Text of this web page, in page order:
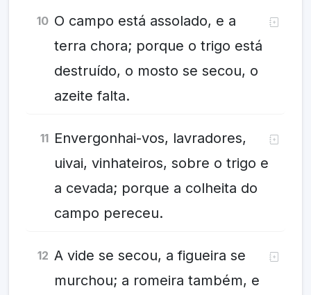
10 O campo está assolado, e a
terra chora; porque o trigo está
destruído, o mosto se secou, o
azeite falta.
11 Envergonhai-vos, lavradores,
uivai, vinhateiros, sobre o trigo e
a cevada; porque a colheita do
campo pereceu.
12 A vide se secou, a figueira se
murchou; a romeira também, e